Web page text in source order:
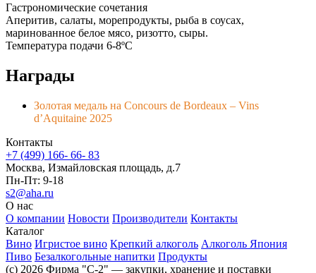
Гастрономические сочетания
Аперитив, салаты, морепродукты, рыба в соусах,
маринованное белое мясо, ризотто, сыры.
Температура подачи 6-8ºC
Награды
Золотая медаль на Concours de Bordeaux – Vins
d’Aquitaine 2025
Контакты
+7 (499) 166- 66- 83
Москва, Измайловская площадь, д.7
Пн-Пт: 9-18
s2@aha.ru
О нас
О компании Новости Производители Контакты
Каталог
Вино Игристое вино Крепкий алкоголь Алкоголь Япония
Пиво Безалкогольные напитки Продукты
(c) 2026 Фирма "С-2" — закупки, хранение и поставки